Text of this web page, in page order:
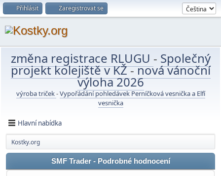
Přihlásit Zaregistrovat se
změna registrace RLUGU - Společný
projekt kolejiště v KŽ-nová vánoční
výloha 2026
výroba triček-Vypořádání pohledávek Perníčková vesnička a Elfí
vesnička
Hlavní nabídka
Kostky.org
SMF Trader - Podrobné hodnocení